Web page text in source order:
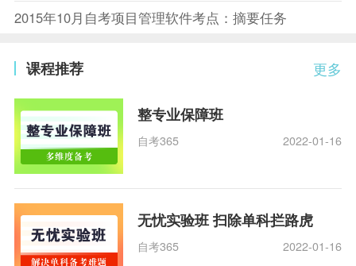
2015年10月自考项目管理软件考点：摘要任务
更多
课程推荐
整专业保障班
自考365 2022-01-16
无忧实验班 扫除单科拦路虎
自考365 2022-01-16